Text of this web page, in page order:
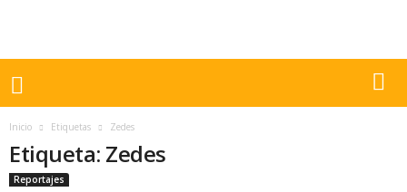
Inicio Etiquetas Zedes
Etiqueta: Zedes
Reportajes